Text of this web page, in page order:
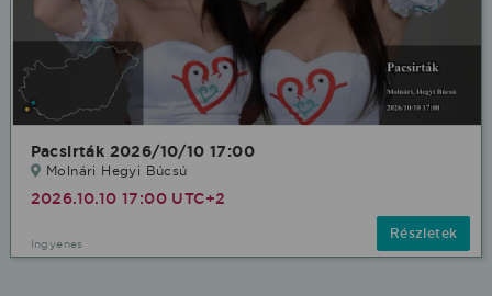
Pacsirták 2026/10/10 17:00
Molnári Hegyi Búcsú
2026.10.10 17:00 UTC+2
Ingyenes
Részletek